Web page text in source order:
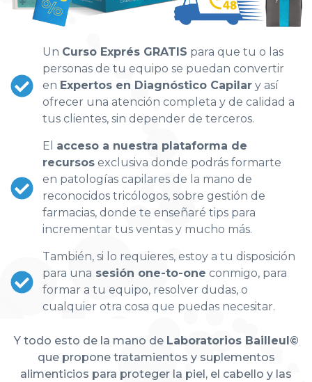
Un Curso Exprés GRATIS para que tu o las
personas de tu equipo se puedan convertir
en Expertos en Diagnóstico Capilar y así
ofrecer una atención completa y de calidad a
tus clientes, sin depender de terceros.
El acceso a nuestra plataforma de
recursos exclusiva donde podrás formarte
en patologías capilares de la mano de
reconocidos tricólogos, sobre gestión de
farmacias, donde te enseñaré tips para
incrementar tus ventas y mucho más.
También, si lo requieres, estoy a tu disposición
para una sesión one-to-one conmigo, para
formar a tu equipo, resolver dudas, o
cualquier otra cosa que puedas necesitar.
Y todo esto de la mano de Laboratorios Bailleul©
que propone tratamientos y suplementos
alimenticios para proteger la piel, el cabello y las